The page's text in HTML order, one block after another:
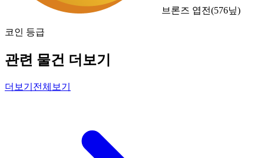
브론즈 엽전(576닢)
코인 등급
관련 물건 더보기
더보기 전체보기